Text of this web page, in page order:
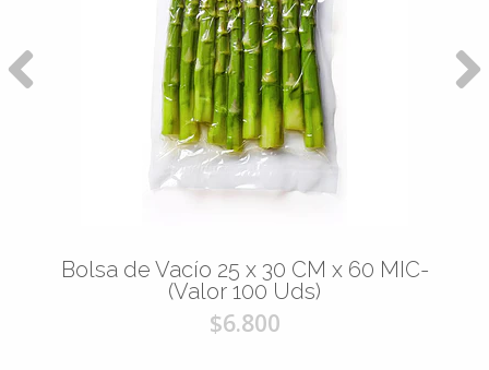
Bolsa de Vacío 25 x 30 CM x 60 MIC-
(Valor 100 Uds)
$6.800